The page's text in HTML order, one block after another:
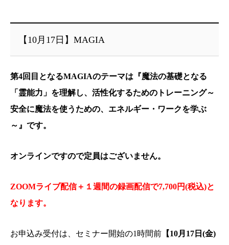
【10月17日】MAGIA
第4回目となるMAGIAのテーマは『魔法の基礎となる
「霊能力」を理解し、活性化するためのトレーニング～
安全に魔法を使うための、エネルギー・ワークを学ぶ
～』です。
オンラインですので定員はございません。
ZOOMライブ配信＋１週間の録画配信で7,700円(税込)と
なります。
お申込み受付は、セミナー開始の1時間前 【10月17日(金)